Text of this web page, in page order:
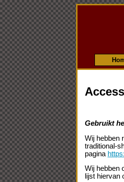
Gebruikt
Wij hebben
traditional-
pagina
Wij hebben
lijst hiervan